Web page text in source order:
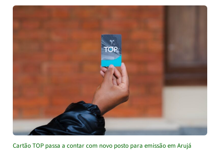
Cartão TOP passa a contar com novo posto para emissão em Arujá